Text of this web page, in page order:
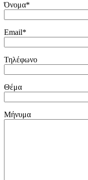
Όνομα*
Email*
Τηλέφωνο
Θέμα
Μήνυμα